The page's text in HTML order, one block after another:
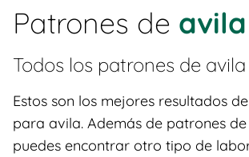
Patrones de avila
Todos los patrones de avila
Estos son los mejores resultados
para avila. Además de patrones
puedes encontrar otro tipo de